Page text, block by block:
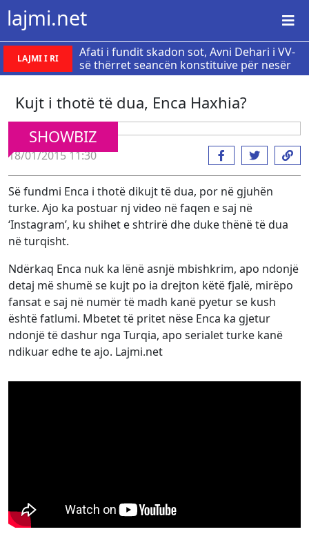
lajmi.net
LAJMI I RI
Afati i fundit skadon sot, Avni Dehari i VV-
së thërret seancën konstituive për nesër
Kujt i thotë të dua, Enca Haxhia?
SHOWBIZ
18/01/2015 11:30
Së fundmi Enca i thotë dikujt të dua, por në gjuhën
turke. Ajo ka postuar nj video në faqen e saj në
‘Instagram’, ku shihet e shtrirë dhe duke thënë të dua
në turqisht.
Ndërkaq Enca nuk ka lënë asnjë mbishkrim, apo ndonjë
detaj më shumë se kujt po ia drejton këtë fjalë, mirëpo
fansat e saj në numër të madh kanë pyetur se kush
është fatlumi. Mbetet të pritet nëse Enca ka gjetur
ndonjë të dashur nga Turqia, apo serialet turke kanë
ndikuar edhe te ajo. Lajmi.net